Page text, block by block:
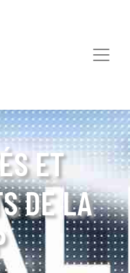
ET
DE LA